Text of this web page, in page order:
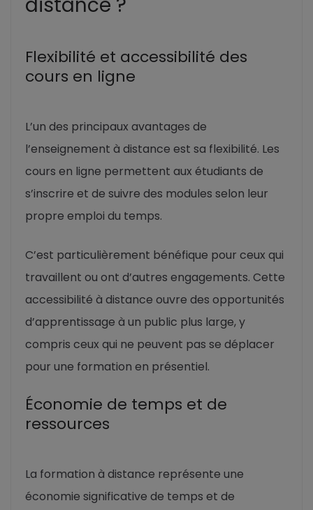
distance ?
Flexibilité et accessibilité des
cours en ligne
L’un des principaux avantages de
l’enseignement à distance est sa flexibilité. Les
cours en ligne permettent aux étudiants de
s’inscrire et de suivre des modules selon leur
propre emploi du temps.
C’est particulièrement bénéfique pour ceux qui
travaillent ou ont d’autres engagements. Cette
accessibilité à distance ouvre des opportunités
d’apprentissage à un public plus large, y
compris ceux qui ne peuvent pas se déplacer
pour une formation en présentiel.
Économie de temps et de
ressources
La formation à distance représente une
économie significative de temps et de